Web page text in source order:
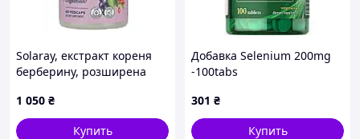
Solaray, екстракт кореня
берберину, розширена
1 050 ₴
Купить
Добавка Selenium 200mg
-100tabs
301 ₴
Купить